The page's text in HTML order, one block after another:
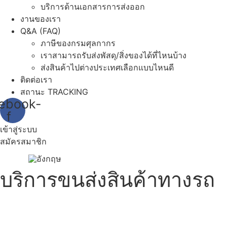
บริการด้านเอกสารการส่งออก
งานของเรา
Q&A (FAQ)
ภาษีของกรมศุลกากร
เราสามารถรับส่งพัสดุ/สิ่งของได้ที่ไหนบ้าง
ส่งสินค้าไปต่างประเทศเลือกแบบไหนดี
ติดต่อเรา
สถานะ TRACKING
f
เข้าสู่ระบบ
สมัครสมาชิก
บริการขนส่งสินค้าทางรถ